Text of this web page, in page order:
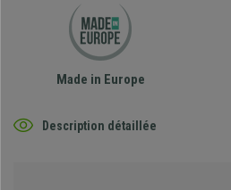
Made in Europe
Description détaillée